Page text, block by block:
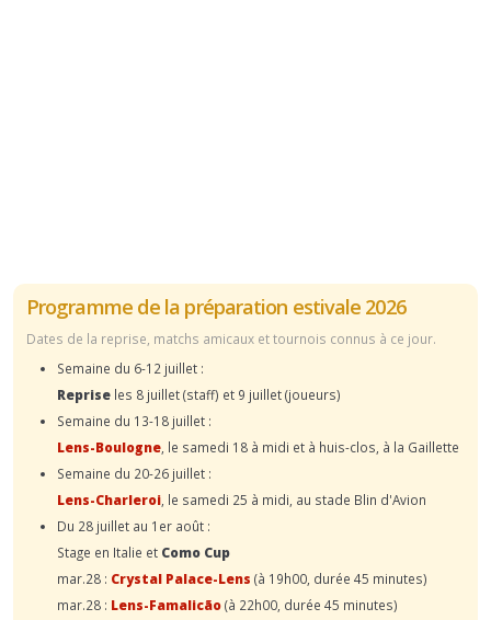
Programme de la préparation estivale 2026
Dates de la reprise, matchs amicaux et tournois connus à ce jour.
Semaine du 6-12 juillet :
Reprise les 8 juillet (staff) et 9 juillet (joueurs)
Semaine du 13-18 juillet :
Lens-Boulogne , le samedi 18 à midi et à huis-clos, à la Gaillette
Semaine du 20-26 juillet :
Lens-Charleroi , le samedi 25 à midi, au stade Blin d'Avion
Du 28 juillet au 1er août :
Stage en Italie et Como Cup
mar.28 : Crystal Palace-Lens (à 19h00, durée 45 minutes)
mar.28 : Lens-Famalicão(à 22h00, durée 45 minutes)